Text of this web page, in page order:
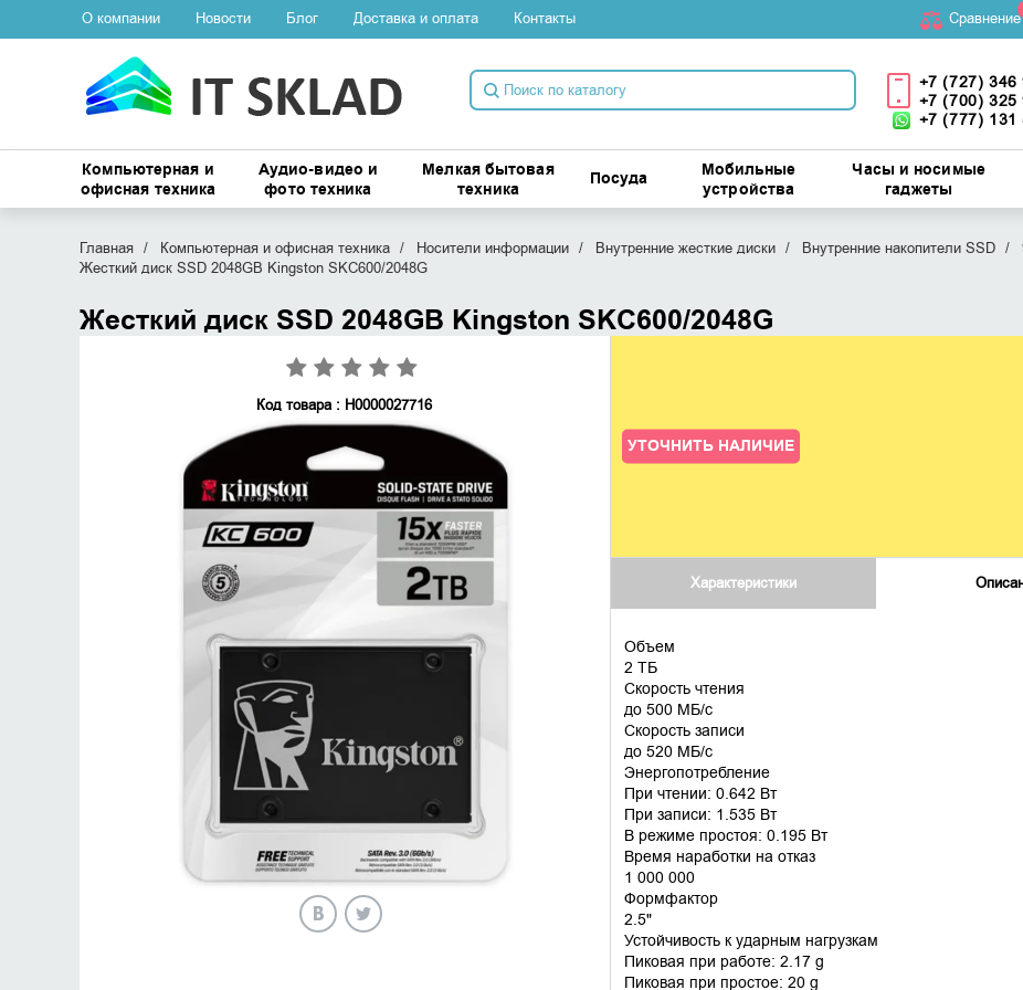
О компании Новости Блог Доставка и оплата Контакты Cравнение
+7 (727) 346
+7 (700) 325
+7 (777) 131
Компьютерная и
офисная техника
Аудио-видео и
фото техника
Мелкая бытовая
техника
Посуда
Мобильные
устройства
Часы и носимые
гаджеты
Главная Компьютерная и офисная техника Носители информации Внутренние жесткие диски Внутренние накопители SSD
Жесткий диск SSD 2048GB Kingston SKC600/2048G
Жесткий диск SSD 2048GB Kingston SKC600/2048G
Код товара : Н0000027716
УТОЧНИТЬ НАЛИЧИЕ
Характеристики
Объем
2 ТБ
Скорость чтения
до 500 МБ/с
Скорость записи
до 520 МБ/с
Энергопотребление
При чтении: 0.642 Вт
При записи: 1.535 Вт
В режиме простоя: 0.195 Вт
Время наработки на отказ
1 000 000
Формфактор
2.5"
Устойчивость к ударным нагрузкам
Пиковая при работе: 2.17 g
Пиковая при простое: 20 g